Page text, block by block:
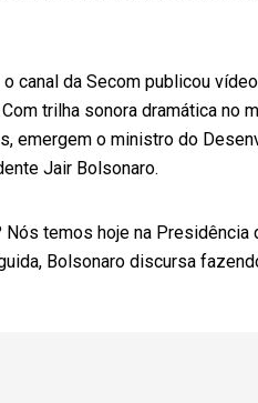
canal da Secom publicou
trilha sonora dramática no
emergem o ministro do
Jair Bolsonaro.
Nós temos hoje na
Bolsonaro discursa